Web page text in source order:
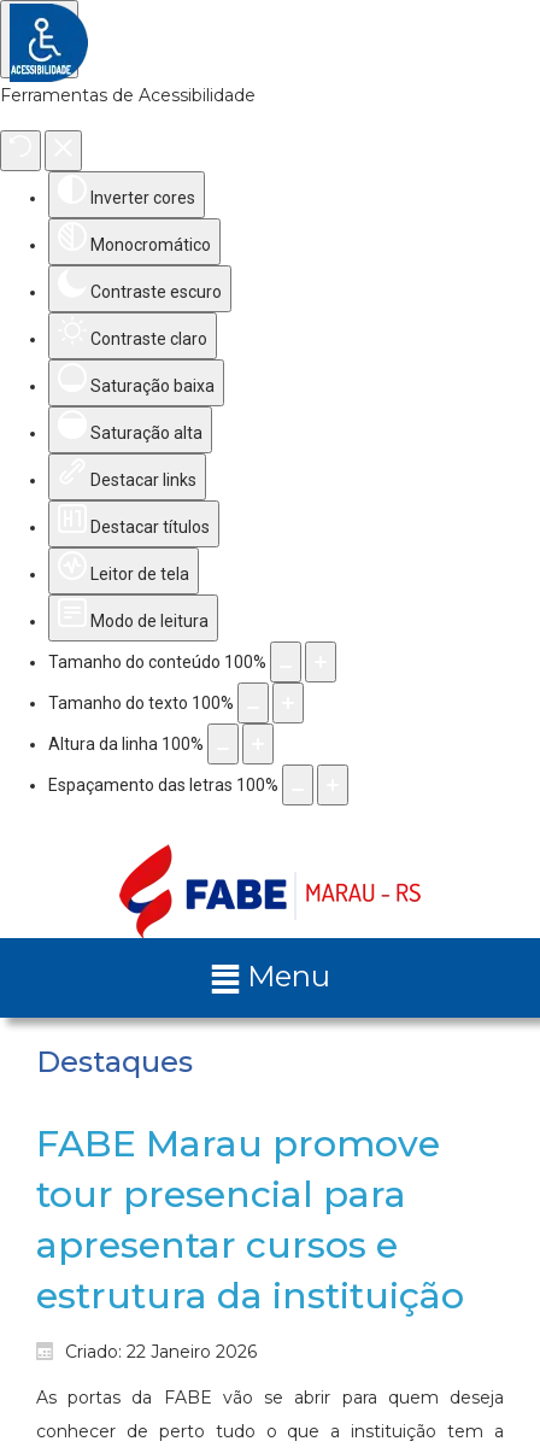
Ferramentas de Acessibilidade
Inverter cores
Monocromático
Contraste escuro
Contraste claro
Saturação baixa
Saturação alta
Destacar links
Destacar títulos
Leitor de tela
Modo de leitura
Tamanho do conteúdo 100%
Tamanho do texto 100%
Altura da linha 100%
Espaçamento das letras 100%
Menu
Destaques
FABE Marau promove
tour presencial para
apresentar cursos e
estrutura da instituição
Criado: 22 Janeiro 2026
As portas da FABE vão se abrir para quem deseja
conhecer de perto tudo o que a instituição tem a